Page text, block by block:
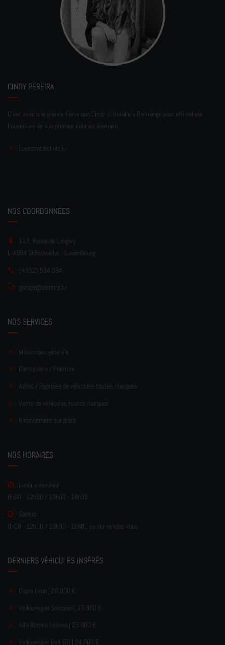
CINDY PEREIRA
C'est avec une grande fierté que Cindy s'installe à Bertrange pour officialiser
l'ouverture de son premier cabinet dentaire.
Luxedentalclinic.lu
NOS COORDONNÉES
113, Route de Longwy
L-4994 Schouweiler - Luxembourg
(+352) 584 384
garage@pereira.lu
NOS SERVICES
Mécanique générale
Carrosserie / Peinture
Achat / Reprises de véhicules toutes marques
Vente de véhicules toutes marques
Financement sur place
NOS HORAIRES
Lundi à vendredi
8h00 - 12h00 / 13h00 - 18h30
Samedi
9h30 - 12h00 / 13h30 - 18h00 ou sur rendez-vous
DERNIERS VÉHICULES INSÉRÉS
Cupra Leon | 26.900 €
Volkswagen Scirocco | 17.900 €
Alfa Romeo Stelvio | 23.900 €
Volkswagen Golf GTI | 34.900 €